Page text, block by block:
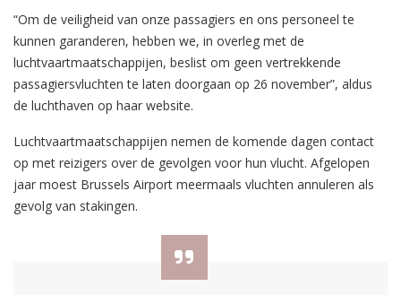
“Om de veiligheid van onze passagiers en ons personeel te
kunnen garanderen, hebben we, in overleg met de
luchtvaartmaatschappijen, beslist om geen vertrekkende
passagiersvluchten te laten doorgaan op 26 november”, aldus
de luchthaven op haar website.
Luchtvaartmaatschappijen nemen de komende dagen contact
op met reizigers over de gevolgen voor hun vlucht. Afgelopen
jaar moest Brussels Airport meermaals vluchten annuleren als
gevolg van stakingen.